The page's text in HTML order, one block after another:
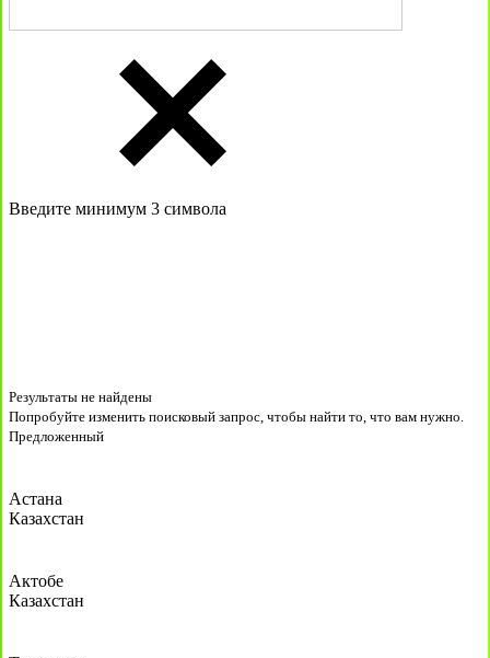
Введите минимум 3 символа
Результаты не найдены
Попробуйте изменить поисковый запрос, чтобы найти то, что вам нужно.
Предложенный
Астана
Казахстан
Актобе
Казахстан